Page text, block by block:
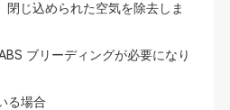
閉じ込められた空気を除去しま
ブリーディングが必要になり
る場合